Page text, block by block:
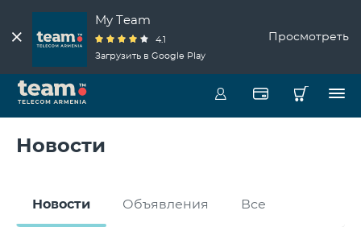
My Team
4.1
Загрузить в Google Play
Просмотреть
Новости
Новости Объявления Все